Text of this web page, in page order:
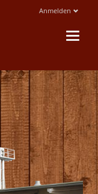
Anmelden